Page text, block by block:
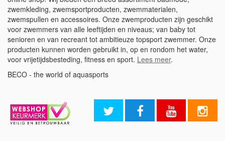
zwemkleding, zwemsportproducten, zwemmaterialen,
zwemspullen en accessoires. Onze zwemproducten zijn geschikt
voor zwemmers van alle leeftijden en niveaus; van baby tot
senioren en van recreant tot ambitieuze topsport zwemmer. Onze
producten kunnen worden gebruikt in, op en rondom het water,
voor vrijetijdsbesteding, fitness en sport. Lees meer.
BECO - the world of aquasports